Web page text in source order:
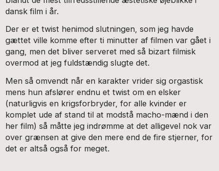
dansk film i år.
Der er et twist henimod slutningen, som jeg havde
gættet ville komme efter ti minutter af filmen var gået i
gang, men det bliver serveret med så bizart filmisk
overmod at jeg fuldstændig slugte det.
Men så omvendt når en karakter vrider sig orgastisk
mens hun afslører endnu et twist om en elsker
(naturligvis en krigsforbryder, for alle kvinder er
komplet ude af stand til at modstå macho-mænd i den
her film) så måtte jeg indrømme at det alligevel nok var
over grænsen at give den mere end de fire stjerner, for
det er altså også for meget.